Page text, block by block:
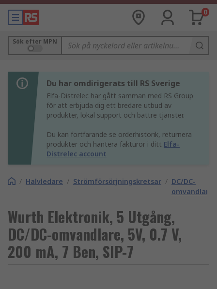
0
Sök efter MPN
Du har omdirigerats till RS Sverige
Elfa-Distrelec har gått samman med RS Group
för att erbjuda dig ett bredare utbud av
produkter, lokal support och bättre tjänster.
Du kan fortfarande se orderhistorik, returnera
produkter och hantera fakturor i ditt Elfa-
Distrelec account
/ Halvledare / Strömförsörjningskretsar / DC/DC-
Wurth Elektronik, 5 Utgång,
DC/DC-omvandlare, 5V, 0.7 V,
200 mA, 7 Ben, SIP-7